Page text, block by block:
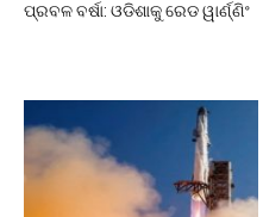
ପ୍ରବଳ ବର୍ଷା: ଓଡିଶାକୁ ରେଡ ୱାର୍ଣ୍ଣିଂ